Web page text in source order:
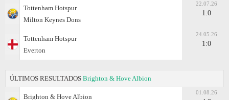
Tottenham Hotspur
Milton Keynes Dons
22.07.26
1:0
Tottenham Hotspur
Everton
24.05.26
1:0
ÚLTIMOS RESULTADOS Brighton & Hove Albion
Brighton & Hove Albion
01.08.26